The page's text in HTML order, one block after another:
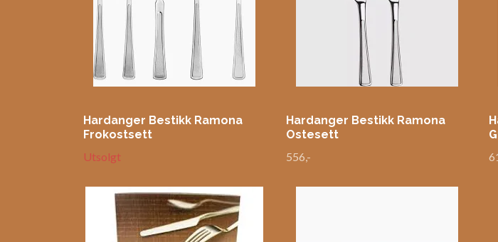
Hardanger Bestikk Ramona
Frokostsett
Utsolgt
Hardanger Bestikk Ramona
Ostesett
556,-